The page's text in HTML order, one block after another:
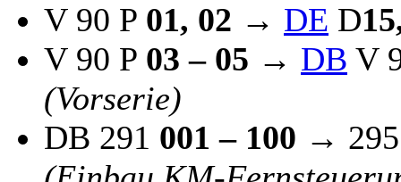
V 90 P 01, 02 → DE D
V 90 P 03 – 05 → DB V
(Vorserie)
DB 291 001 – 100 →